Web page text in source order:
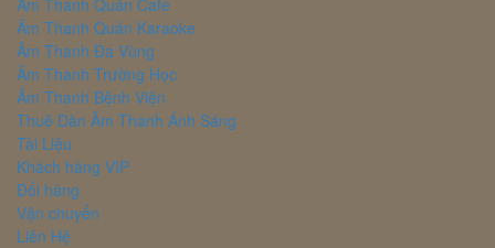
Âm Thanh Quán Cafe
Âm Thanh Quán Karaoke
Âm Thanh Đa Vùng
Âm Thanh Trường Học
Âm Thanh Bệnh Viện
Thuê Dàn Âm Thanh Ánh Sáng
Tài Liệu
Khách hàng VIP
Đổi hàng
Vận chuyển
Liên Hệ